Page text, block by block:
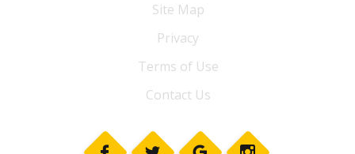
Site Map
Privacy
Terms of Use
Contact Us